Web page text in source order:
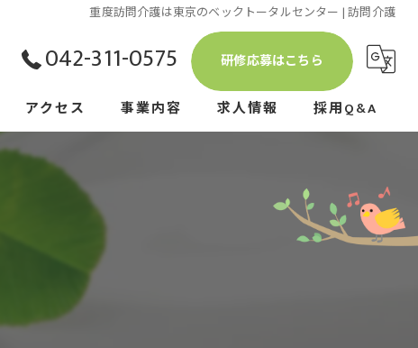
重度訪問介護は東京のベックトータルセンター | 訪問介護
042-311-0575 研修応募はこちら
アクセス 事業内容 求人情報 採用Q&A